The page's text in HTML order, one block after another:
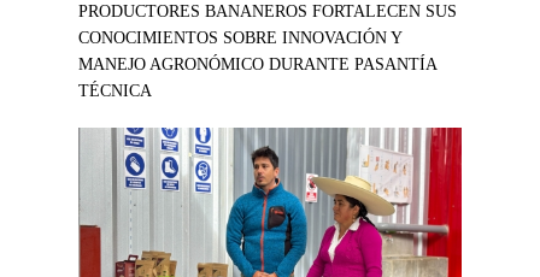
PRODUCTORES BANANEROS FORTALECEN SUS
CONOCIMIENTOS SOBRE INNOVACIÓN Y
MANEJO AGRONÓMICO DURANTE PASANTÍA
TÉCNICA